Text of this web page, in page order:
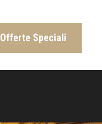
Offerte Speciali